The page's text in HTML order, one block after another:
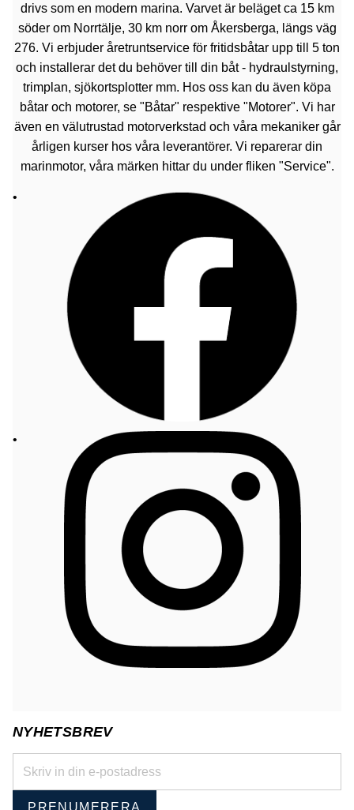
drivs som en modern marina. Varvet är beläget ca 15 km
söder om Norrtälje, 30 km norr om Åkersberga, längs väg
276. Vi erbjuder åretruntservice för fritidsbåtar upp till 5 ton
och installerar det du behöver till din båt - hydraulstyrning,
trimplan, sjökortsplotter mm. Hos oss kan du även köpa
båtar och motorer, se "Båtar" respektive "Motorer". Vi har
även en välutrustad motorverkstad och våra mekaniker går
årligen kurser hos våra leverantörer. Vi reparerar din
marinmotor, våra märken hittar du under fliken "Service".
NYHETSBREV
PRENUMERERA